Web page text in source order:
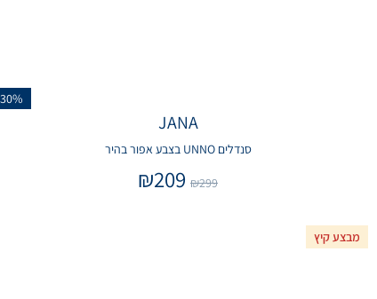
JANA
סנדלים UNNO בצבע אפור בהיר
₪299
₪209
מבצע קיץ